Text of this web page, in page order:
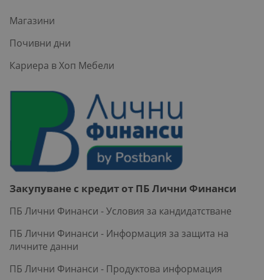
Магазини
Почивни дни
Кариера в Хоп Мебели
Закупуване с кредит от ПБ Лични Финанси
ПБ Лични Финанси - Условия за кандидатстване
ПБ Лични Финанси - Информация за защита на
личните данни
ПБ Лични Финанси - Продуктова информация